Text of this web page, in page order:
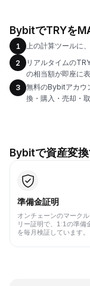
BybitでTRYを
1
上の計算ツールに
2
リアルタイムの
の相当額が即座に
3
無料のBybitアカウ
換・購入・売却・
Bybitで資産変
準備金証明
オンチェーンのマーク
リー証明で、1:1の準備
を毎月検証しています。